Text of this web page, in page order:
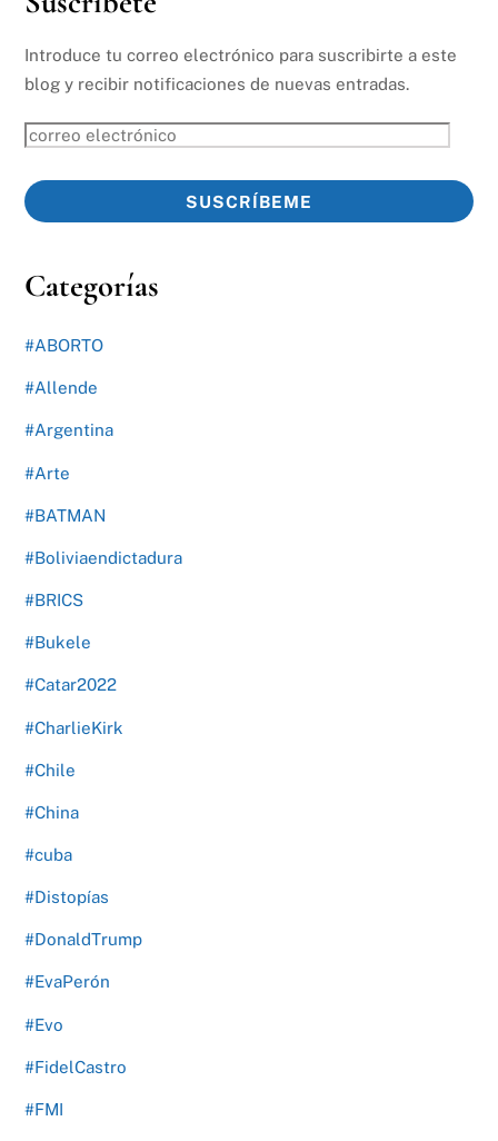
Introduce tu correo electrónico para suscribirte a este
blog y recibir notificaciones de nuevas entradas.
correo
SUSCRÍBEME
Categorías
#ABORTO
#Allende
#Argentina
#Arte
#BATMAN
#Boliviaendictadura
#BRICS
#Bukele
#Catar2022
#CharlieKirk
#Chile
#China
#cuba
#Distopías
#DonaldTrump
#EvaPerón
#Evo
#FidelCastro
#FMI